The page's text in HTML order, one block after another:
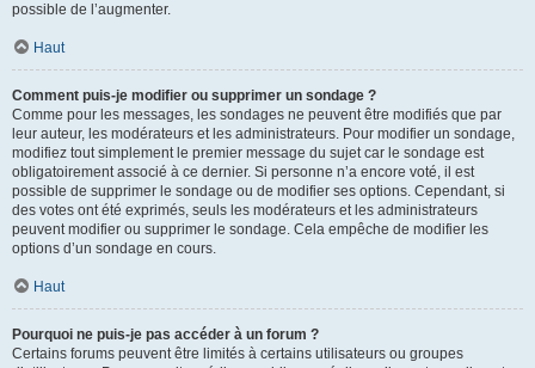
possible de l’augmenter.
Haut
Comment puis-je modifier ou supprimer un sondage ?
Comme pour les messages, les sondages ne peuvent être modifiés que par
leur auteur, les modérateurs et les administrateurs. Pour modifier un sondage,
modifiez tout simplement le premier message du sujet car le sondage est
obligatoirement associé à ce dernier. Si personne n’a encore voté, il est
possible de supprimer le sondage ou de modifier ses options. Cependant, si
des votes ont été exprimés, seuls les modérateurs et les administrateurs
peuvent modifier ou supprimer le sondage. Cela empêche de modifier les
options d’un sondage en cours.
Haut
Pourquoi ne puis-je pas accéder à un forum ?
Certains forums peuvent être limités à certains utilisateurs ou groupes